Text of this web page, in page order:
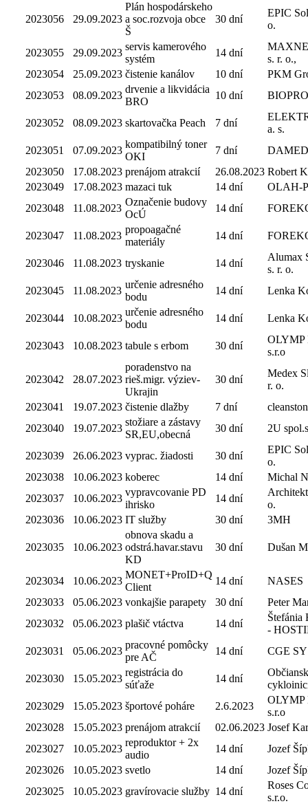
2023056 29.09.2023
Plán hospodárskeho
a soc.rozvoja obce
Š
30 dní
EPIC
o.
2023055 29.09.2023
servis kamerového
systém
14 dní
s. r. o.,
2023054
25.09.2023 čistenie kanálov 10 dní
PKM
2023053
08.09.2023
drvenie a likvidácia
BRO
10 dní
2023052 08.09.2023 skartovačka Peach 7 dní
a. s.
2023051
07.09.2023
kompatibilný toner
OKI
7 dní
2023050
17.08.2023 prenájom atrakcií 26.08.2023 Robert
2023049
17.08.2023 mazaci tuk 14 dní
OLAH-
2023048
11.08.2023
Označenie budovy
OcÚ
14 dní
2023047 11.08.2023
propoagačné
materiály
14 dní
2023046 11.08.2023 tryskanie 14 dní
Alumax
s. r. o.
2023045
11.08.2023
určenie adresného
bodu
14 dní Lenka
2023044 10.08.2023
určenie adresného
bodu
14 dní Lenka
2023043 10.08.2023 tabule s erbom 30 dní
OLYMP
s.r.o
2023042 28.07.2023
poradenstvo na
rieš.migr. výziev-
Ukrajin
30 dní
Medex
r. o.
2023041
19.07.2023 čistenie dlažby 7 dní
2023040
19.07.2023
stožiare a zástavy
SR,EU,obecná
30 dní 2U
2023039 26.06.2023 vyprac. žiadosti 30 dní
EPIC
o.
2023038
10.06.2023 koberec 14 dní
Michal
2023037
10.06.2023
vypravcovanie PD
ihrisko
14 dní
o.
2023036
10.06.2023 IT služby 30 dní 3MH
2023035 10.06.2023
obnova skadu a
odstrá.havar.stavu
KD
30 dní Dušan
2023034 10.06.2023
MONET+ProID+Q
Client
14 dní
NASES
2023033
05.06.2023 vonkajšie parapety 30 dní
Peter
2023032
05.06.2023 plašič vtáctva 14 dní
Štefánia
-
2023031
05.06.2023
pracovné pomôcky
pre AČ
14 dní CGE
2023030 15.05.2023
registrácia do
súťaže
14 dní
2023029
15.05.2023 športové poháre 2.6.2023
OLYMP
s.r.o
2023028
15.05.2023 prenájom atrakcií 02.06.2023 Josef
2023027
10.05.2023
reproduktor + 2x
audio
14 dní
Jozef
2023026
10.05.2023 svetlo 14 dní
Jozef
2023025
10.05.2023 gravírovacie služby 14 dní
Roses
s.r.o.